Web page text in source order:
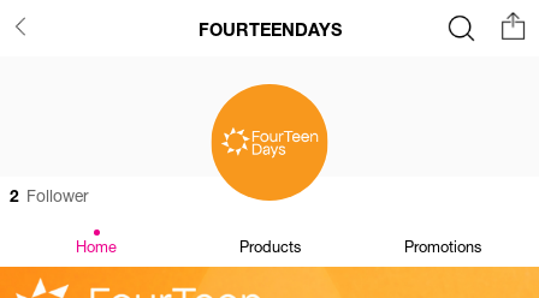
FOURTEENDAYS
2 Follower
Home Products Promotions